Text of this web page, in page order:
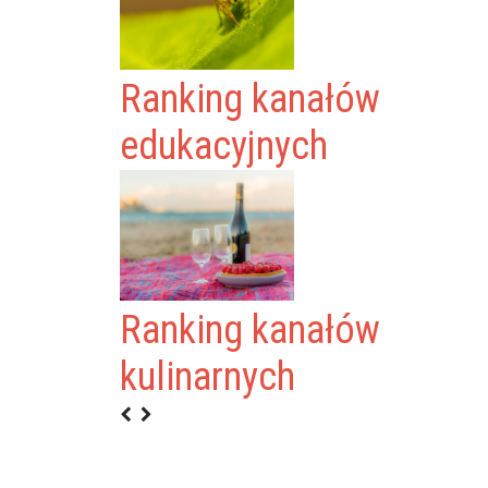
Ranking kanałów
edukacyjnych
Ranking kanałów
kulinarnych